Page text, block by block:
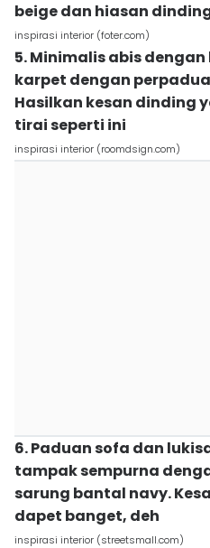
beige dan hiasan
inspirasi interior (foter.com)
5. Minimalis abis
karpet dengan
Hasilkan kesan dinding
tirai seperti ini
inspirasi interior (roomdsign.com)
6. Paduan sofa dan
tampak sempurna
sarung bantal navy.
dapet banget, deh
inspirasi interior (streetsmall.com)